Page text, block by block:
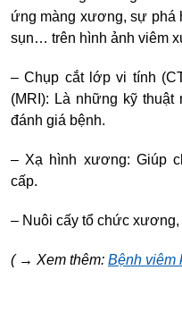
ứng màng xương, sự
sụn… trên hình ảnh viêm
– Chụp cắt lớp vi tính
(MRI): Là những kỹ thuật
đánh giá bệnh.
– Xạ hình xương: Giúp
cấp.
– Nuôi cấy tổ chức xương,
( → Xem thêm: Bệnh viêm